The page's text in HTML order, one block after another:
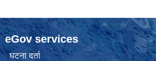
eGov services
घटना दर्ता